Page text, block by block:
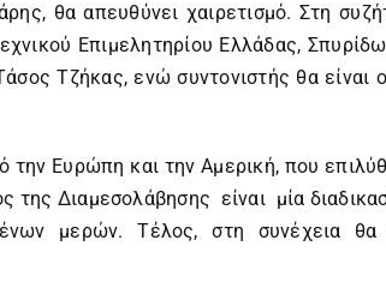
θα απευθύνει χαιρετισμό. Στη
Επιμελητηρίου Ελλάδας,
Τζήκας, ενώ συντονιστής θα
Ευρώπη και την Αμερική, που
Διαμεσολάβησης είναι μία
μερών. Τέλος, στη συνέχεια θα